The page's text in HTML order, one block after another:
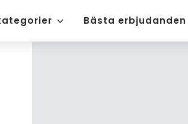
Bästa erbjudanden